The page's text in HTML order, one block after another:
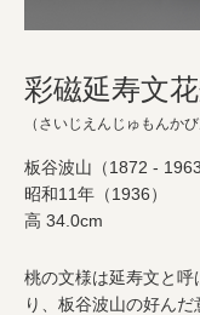
彩磁延寿文
（さいじえんじゅもんかび
板谷波山（1872 - 1963
昭和11年（1936）
高 34.0cm
桃の文様は延寿文と
り、板谷波山の好ん